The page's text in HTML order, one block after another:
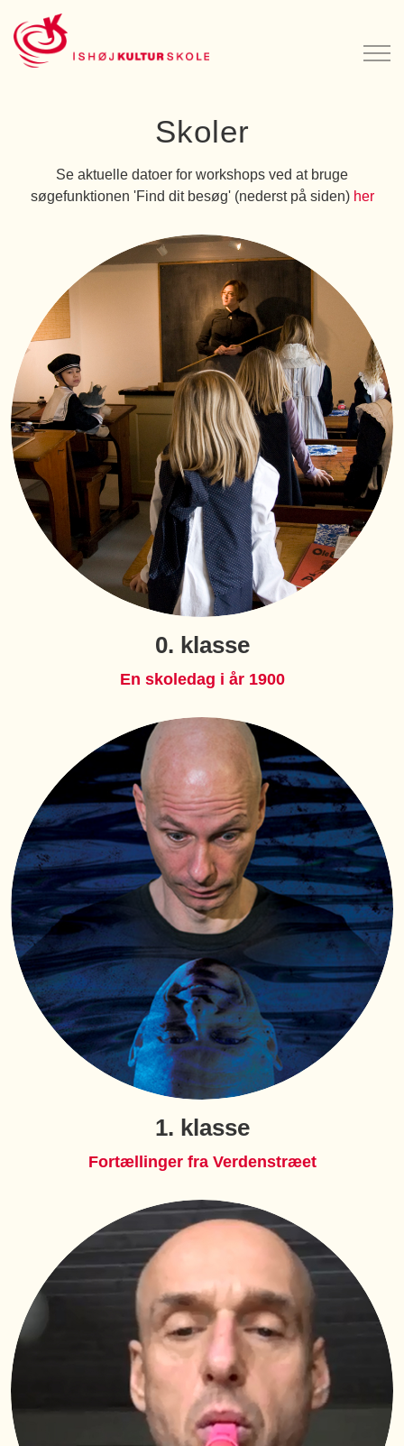
Skoler
Se aktuelle datoer for workshops ved at bruge
søgefunktionen 'Find dit besøg' (nederst på siden) her
0. klasse
En skoledag i år 1900
1. klasse
Fortællinger fra Verdenstræet